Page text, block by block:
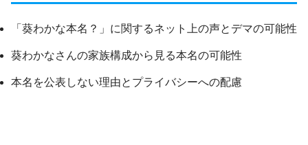
「葵わかな本名？」に関するネット上の声とデマの可能性
葵わかなさんの家族構成から見る本名の可能性
本名を公表しない理由とプライバシーへの配慮